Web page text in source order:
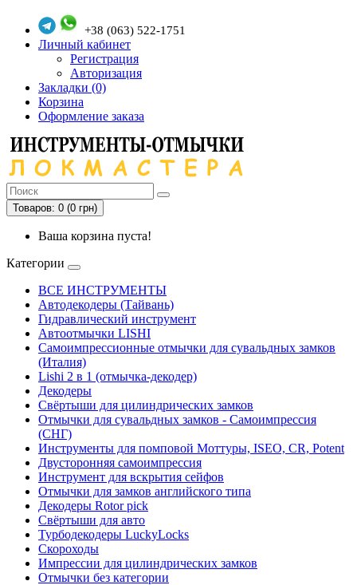
+38 (063) 522-1751
Личный кабинет
Регистрация
Авторизация
Закладки (0)
Корзина
Оформление заказа
Товаров: 0 (0 грн)
Ваша корзина пуста!
Категории
ВСЕ ИНСТРУМЕНТЫ
Автодекодеры (Тайвань)
Гидравлический инструмент
Автоотмычки LISHI
Самоимпрессионные отмычки для сувальдных замков
(Италия)
Lishi 2 в 1 (отмычка-декодер)
Декодеры
Свёртыши для цилиндрических замков
Отмычки для сувальдных замков - Самоимпрессия
(СНГ)
Инструменты для помповой Моттуры, ISEO, CR, Potent
Двусторонняя самоимпрессия
Инструмент для вскрытия сейфов
Отмычки для замков английского типа
Декодеры Rotor pick
Свёртыши для авто
Турбодекодеры LuckyLocks
Скороходы
Импрессии для цилиндрических замков
Отмычки без категории